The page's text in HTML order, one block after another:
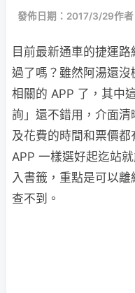
發佈日期：2017/3/29作者
目前最新通車的捷運
過了嗎？雖然阿湯還
相關的 APP 了，其中
詢」還不錯用，介面清
及花費的時間和票價
APP 一樣選好起迄站
入書籤，重點是可以
查不到。